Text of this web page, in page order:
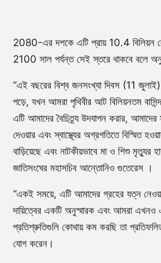
2080-এর দশকে এটি প্রায় 10.4 বিলিয়ন
2100 সাল পর্যন্ত সেই স্তরে থাকবে বলে
“এই বছরের বিশ্ব জনসংখ্যা দিবস (11
পড়ে, যখন আমরা পৃথিবীর আট বিলিয়নতম
এটি আমাদের বৈচিত্র্য উদযাপন করার, আমাদের
দেওয়ার এবং স্বাস্থ্যের অগ্রগতিতে বিস্মিত
বাড়িয়েছে এবং নাটকীয়ভাবে মা ও শিশু মৃত্যুর
জাতিসংঘের মহাসচিব আন্তোনিও গুতেরেস ।
“একই সময়ে, এটি আমাদের গ্রহের যত্ন
দায়িত্বের একটি অনুস্মারক এবং আমরা
প্রতিশ্রুতিগুলি কোথায় কম করছি তা
যোগ করেন।